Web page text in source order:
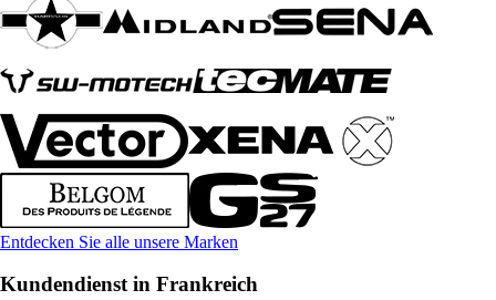
Entdecken Sie alle unsere Marken
Kundendienst in Frankreich